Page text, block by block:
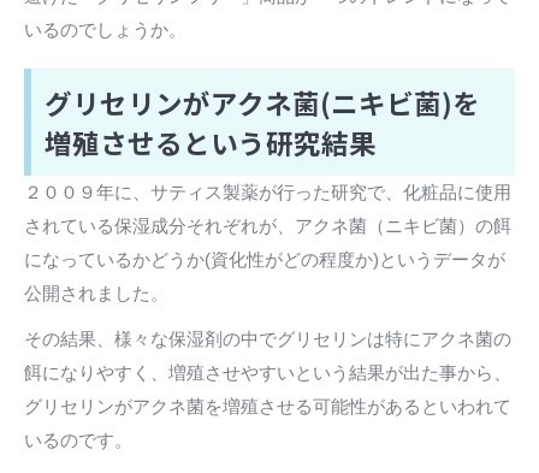
いるのでしょうか。
グリセリンがアクネ菌(ニキビ菌)を
増殖させるという研究結果
２００９年に、サティス製薬が行った研究で、化粧品に使用
されている保湿成分それぞれが、アクネ菌（ニキビ菌）の餌
になっているかどうか(資化性がどの程度か)というデータが
公開されました。
その結果、様々な保湿剤の中でグリセリンは特にアクネ菌の
餌になりやすく、増殖させやすいという結果が出た事から、
グリセリンがアクネ菌を増殖させる可能性があるといわれて
いるのです。